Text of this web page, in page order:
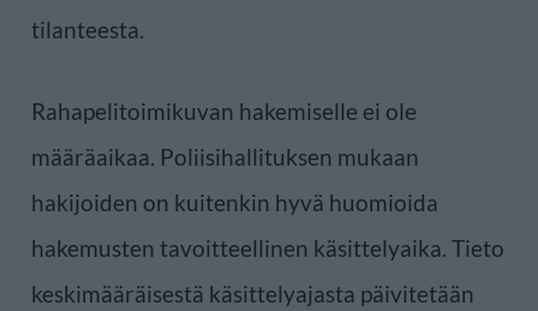
tilanteesta.
Rahapelitoimikuvan hakemiselle ei ole
määräaikaa. Poliisihallituksen mukaan
hakijoiden on kuitenkin hyvä huomioida
hakemusten tavoitteellinen käsittelyaika. Tieto
keskimääräisestä käsittelyajasta päivitetään